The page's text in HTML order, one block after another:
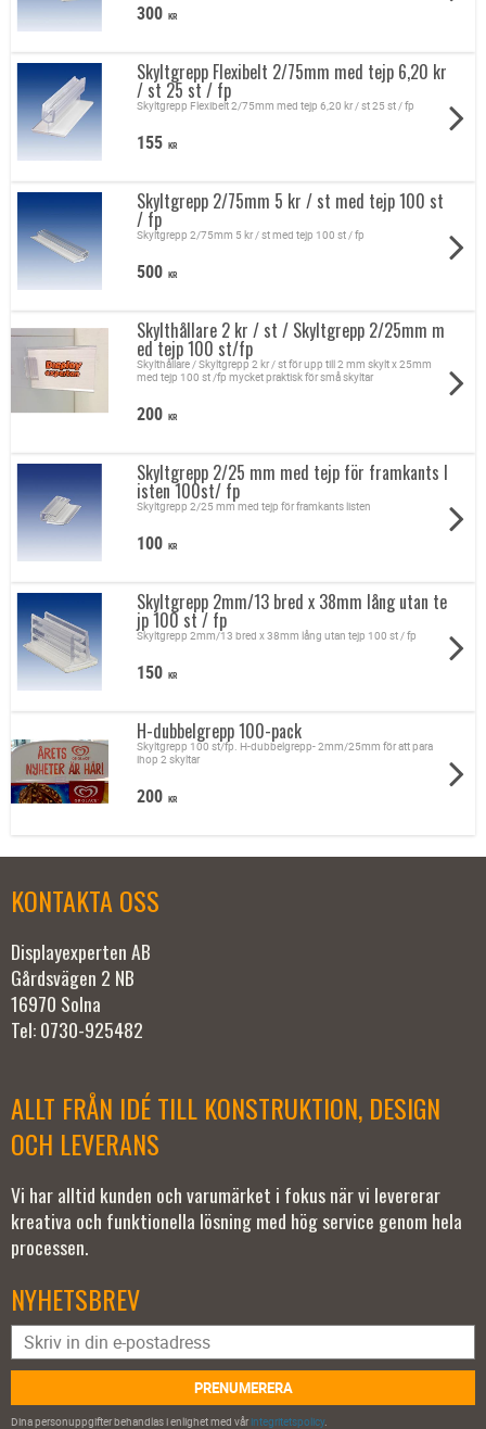
300 KR
Skyltgrepp Flexibelt 2/75mm med tejp 6,20 kr
/ st 25 st / fp
Skyltgrepp Flexibelt 2/75mm med tejp 6,20 kr / st 25 st / fp
155 KR
Skyltgrepp 2/75mm 5 kr / st med tejp 100 st
/ fp
Skyltgrepp 2/75mm 5 kr / st med tejp 100 st / fp
500 KR
Skylthållare 2 kr / st / Skyltgrepp 2/25mm m
ed tejp 100 st/fp
Skylthållare / Skyltgrepp 2 kr / st för upp till 2 mm skylt x 25mm
med tejp 100 st /fp mycket praktisk för små skyltar
200 KR
Skyltgrepp 2/25 mm med tejp för framkants l
isten 100st/ fp
Skyltgrepp 2/25 mm med tejp för framkants listen
100 KR
Skyltgrepp 2mm/13 bred x 38mm lång utan te
jp 100 st / fp
Skyltgrepp 2mm/13 bred x 38mm lång utan tejp 100 st / fp
150 KR
H-dubbelgrepp 100-pack
Skyltgrepp 100 st/fp. H-dubbelgrepp- 2mm/25mm för att para
ihop 2 skyltar
200 KR
KONTAKTA OSS
Displayexperten AB
Gårdsvägen 2 NB
16970 Solna
Tel: 0730-925482
ALLT FRÅN IDÉ TILL KONSTRUKTION, DESIGN
OCH LEVERANS
Vi har alltid kunden och varumärket i fokus när vi levererar
kreativa och funktionella lösning med hög service genom hela
processen.
NYHETSBREV
PRENUMERERA
Dina personuppgifter behandlas i enlighet med vårintegritetspolicy.